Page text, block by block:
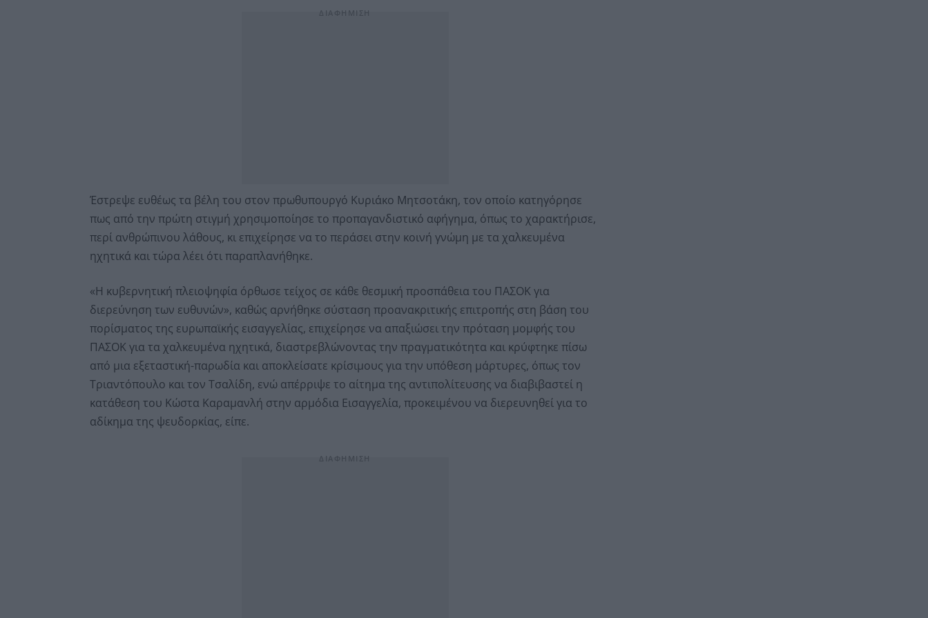
Έστρεψε ευθέως τα βέλη του στον πρωθυπουργό Κυριάκο Μητσοτάκη, τον οποίο κατηγόρησε
πως από την πρώτη στιγμή χρησιμοποίησε το προπαγανδιστικό αφήγημα, όπως το χαρακτήρισε,
περί ανθρώπινου λάθους, κι επιχείρησε να το περάσει στην κοινή γνώμη με τα χαλκευμένα
ηχητικά και τώρα λέει ότι παραπλανήθηκε.
«Η κυβερνητική πλειοψηφία όρθωσε τείχος σε κάθε θεσμική προσπάθεια του ΠΑΣΟΚ για
διερεύνηση των ευθυνών», καθώς αρνήθηκε σύσταση προανακριτικής επιτροπής στη βάση του
πορίσματος της ευρωπαϊκής εισαγγελίας, επιχείρησε να απαξιώσει την πρόταση μομφής του
ΠΑΣΟΚ για τα χαλκευμένα ηχητικά, διαστρεβλώνοντας την πραγματικότητα και κρύφτηκε πίσω
από μια εξεταστική-παρωδία και αποκλείσατε κρίσιμους για την υπόθεση μάρτυρες, όπως τον
Τριαντόπουλο και τον Τσαλίδη, ενώ απέρριψε το αίτημα της αντιπολίτευσης να διαβιβαστεί η
κατάθεση του Κώστα Καραμανλή στην αρμόδια Εισαγγελία, προκειμένου να διερευνηθεί για το
αδίκημα της ψευδορκίας, είπε.